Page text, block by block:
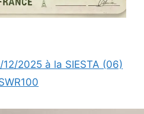
2025 à la SIESTA (06)